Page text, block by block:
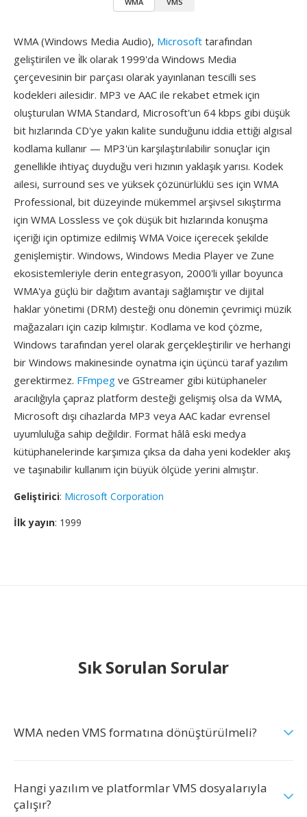
WMA (Windows Media Audio), Microsoft tarafından
geliştirilen ve i̇lk olarak 1999'da Windows Media
çerçevesinin bir parçası olarak yayınlanan tescilli ses
kodekleri ailesidir. MP3 ve AAC ile rekabet etmek için
oluşturulan WMA Standard, Microsoft'un 64 kbps gibi düşük
bit hızlarında CD'ye yakın kalite sunduğunu iddia ettiği algısal
kodlama kullanır — MP3'ün karşılaştırılabilir sonuçlar için
genellikle ihtiyaç duyduğu veri hızının yaklaşık yarısı. Kodek
ailesi, surround ses ve yüksek çözünürlüklü ses için WMA
Professional, bit düzeyinde mükemmel arşivsel sıkıştırma
için WMA Lossless ve çok düşük bit hızlarında konuşma
içeriği için optimize edilmiş WMA Voice içerecek şekilde
genişlemiştir. Windows, Windows Media Player ve Zune
ekosistemleriyle derin entegrasyon, 2000'li yıllar boyunca
WMA'ya güçlü bir dağıtım avantajı sağlamıştır ve dijital
haklar yönetimi (DRM) desteği onu dönemin çevrimiçi müzik
mağazaları için cazip kılmıştır. Kodlama ve kod çözme,
Windows tarafından yerel olarak gerçekleştirilir ve herhangi
bir Windows makinesinde oynatma için üçüncü taraf yazılım
gerektirmez. FFmpeg ve GStreamer gibi kütüphaneler
aracılığıyla çapraz platform desteği gelişmiş olsa da WMA,
Microsoft dışı cihazlarda MP3 veya AAC kadar evrensel
uyumluluğa sahip değildir. Format hâlâ eski medya
kütüphanelerinde karşımıza çıksa da daha yeni kodekler akış
ve taşınabilir kullanım için büyük ölçüde yerini almıştır.
Geliştirici: Microsoft Corporation
İlk yayın: 1999
Sık Sorulan Sorular
WMA neden VMS formatına dönüştürülmeli?
Hangi yazılım ve platformlar VMS dosyalarıyla
çalışır?